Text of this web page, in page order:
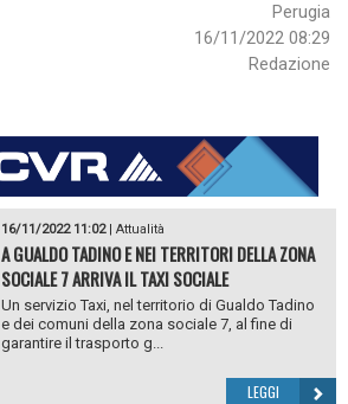
Perugia
16/11/2022 08:29
Redazione
16/11/2022 11:02| Attualità
A GUALDO TADINO E NEI TERRITORI DELLA ZONA
SOCIALE 7 ARRIVA IL TAXI SOCIALE
Un servizio Taxi, nel territorio di Gualdo Tadino
e dei comuni della zona sociale 7, al fine di
garantire il trasporto g...
LEGGI